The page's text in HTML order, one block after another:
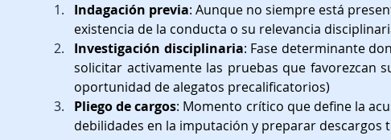
Indagación previa: Aunque no siempre está
existencia de la conducta o su relevancia
Investigación disciplinaria: Fase determinante
solicitar activamente las pruebas que favorezcan
oportunidad de alegatos precalificatorios)
Pliego de cargos: Momento crítico que define la
debilidades en la imputación y preparar descargos